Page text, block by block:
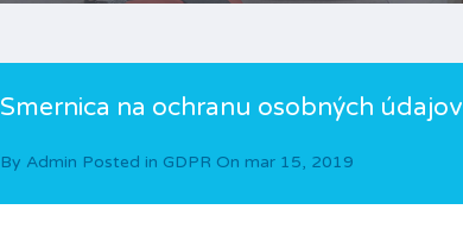
Smernica na ochranu osobných údajov
By Admin Posted in GDPR On mar 15, 2019